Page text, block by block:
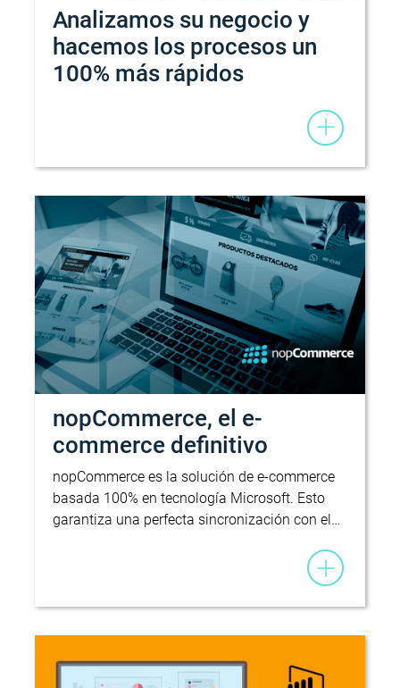
Analizamos su negocio y
hacemos los procesos un
100% más rápidos
nopCommerce, el e-
commerce definitivo
nopCommerce es la solución de e-commerce
basada 100% en tecnología Microsoft. Esto
garantiza una perfecta sincronización con el…